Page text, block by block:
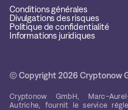
Conditions générales
Divulgations des risques
Politique de confidentialité
Informations juridiques
© Copyright 2026 Cryptonow
Cryptonow GmbH, Marc-
Autriche, fournit le service